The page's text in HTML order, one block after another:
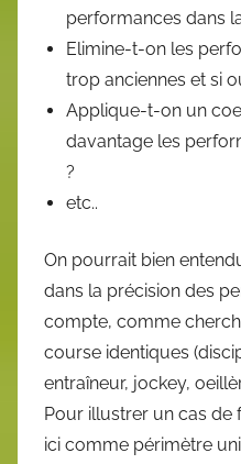
performances dans
Elimine-t-on les
trop anciennes et si
Applique-t-on un
davantage les
?
etc..
On pourrait bien
dans la précision des
compte, comme
course identiques
entraîneur, jockey,
Pour illustrer un cas de
ici comme périmètre